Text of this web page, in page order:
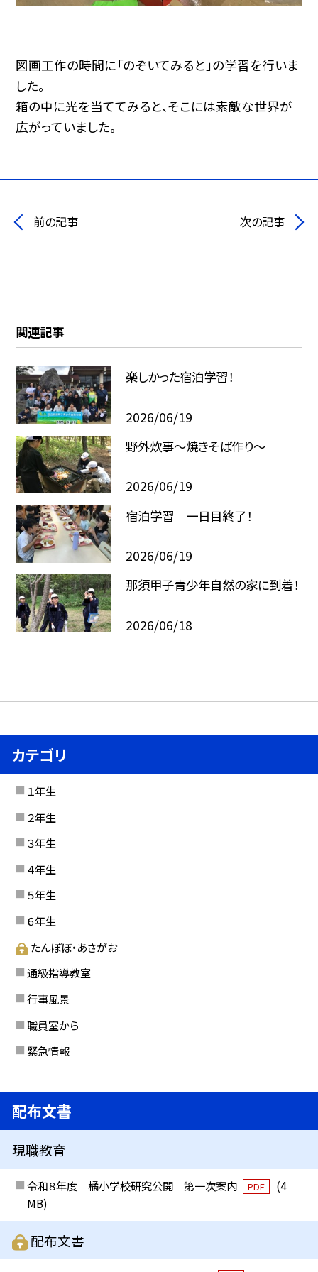
図画工作の時間に「のぞいてみると」の学習を行いま
した。
箱の中に光を当ててみると、そこには素敵な世界が
広がっていました。
前の記事 次の記事
関連記事
楽しかった宿泊学習！
2026/06/19
野外炊事〜焼きそば作り〜
2026/06/19
宿泊学習 一日目終了！
2026/06/19
那須甲子青少年自然の家に到着！
2026/06/18
カテゴリ
１年生
２年生
３年生
４年生
５年生
６年生
たんぽぽ・あさがお
通級指導教室
行事風景
職員室から
緊急情報
配布文書
現職教育
令和８年度 橘小学校研究公開 第一次案内 PDF
(4
MB)
配布文書